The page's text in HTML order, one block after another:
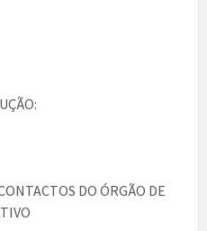
DO ÓRGÃO DE